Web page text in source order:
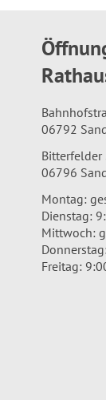
06792
Bitterfelder
06796
Montag:
Dienstag:
Mittwoch:
Freitag: